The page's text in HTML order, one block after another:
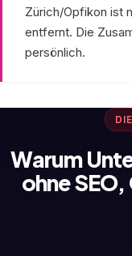
Zürich/Opfikon ist
entfernt. Die
persönlich.
Warum
ohne